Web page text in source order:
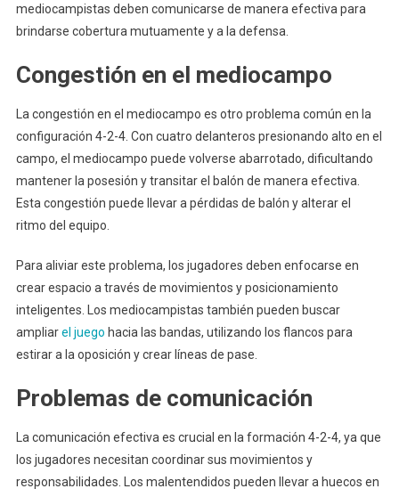
mediocampistas deben comunicarse de manera efectiva para
brindarse cobertura mutuamente y a la defensa.
Congestión en el mediocampo
La congestión en el mediocampo es otro problema común en la
configuración 4-2-4. Con cuatro delanteros presionando alto en el
campo, el mediocampo puede volverse abarrotado, dificultando
mantener la posesión y transitar el balón de manera efectiva.
Esta congestión puede llevar a pérdidas de balón y alterar el
ritmo del equipo.
Para aliviar este problema, los jugadores deben enfocarse en
crear espacio a través de movimientos y posicionamiento
inteligentes. Los mediocampistas también pueden buscar
ampliarel juego hacia las bandas, utilizando los flancos para
estirar a la oposición y crear líneas de pase.
Problemas de comunicación
La comunicación efectiva es crucial en la formación 4-2-4, ya que
los jugadores necesitan coordinar sus movimientos y
responsabilidades. Los malentendidos pueden llevar a huecos en